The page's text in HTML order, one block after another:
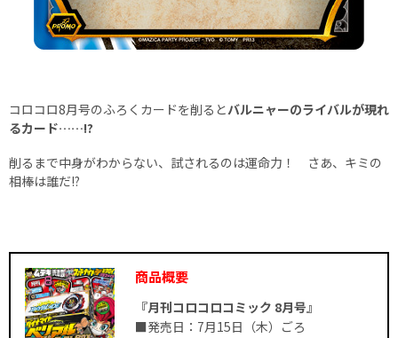
コロコロ8月号のふろくカードを削るとバルニャーのライバルが現れ
るカード……!?
削るまで中身がわからない、試されるのは運命力！ さあ、キミの
相棒は誰だ!?
商品概要
『月刊コロコロコミック 8月号』
■発売日：7月15日（木）ごろ